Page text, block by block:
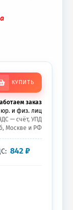
КУПИТЬ
заказ
и физ. лиц
— счёт, УПД
Москве и РФ
842 ₽